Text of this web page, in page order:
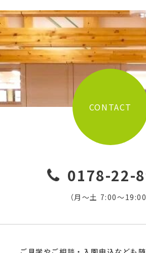
CONTACT
0178-22-
（月〜土 7:00〜19:00